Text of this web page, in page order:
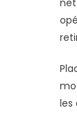
les